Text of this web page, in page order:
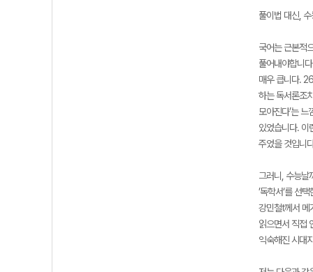
풀이법 대신,
국어는 근본적
풀어내야합니
매우 큽니다.
하는 독서론조
모아진다’는
있었습니다. 이
주었을 것입니
그러니, 수능날
’독학서‘를 선
강민철t께서 메
읽으면서 직접
익숙해진 시대